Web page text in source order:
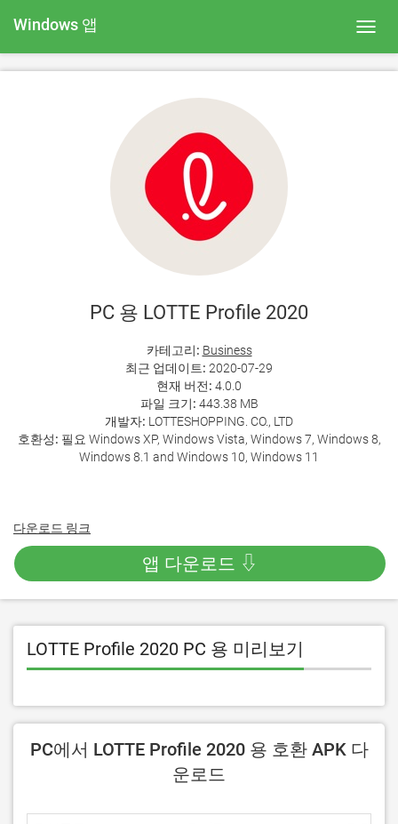
Windows 앱
PC 용 LOTTE Profile 2020
카테고리: Business
최근 업데이트: 2020-07-29
현재 버전: 4.0.0
파일 크기: 443.38 MB
개발자: LOTTESHOPPING. CO., LTD
호환성: 필요 Windows XP, Windows Vista, Windows 7, Windows 8,
Windows 8.1 and Windows 10, Windows 11
다운로드 링크
앱 다운로드 ⇩
LOTTE Profile 2020 PC 용 미리보기
PC에서 LOTTE Profile 2020 용 호환 APK 다
운로드